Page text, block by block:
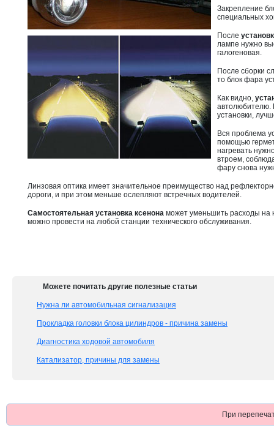
Закрепление
специальных
После
лампе нужно
галогеновая.
После сборки
то блок фара
Как видно,
автолюбителю.
установки,
Вся проблема
помощью
нагревать
втроем,
фару снова
Линзовая оптика имеет значительное преимущество над
дороги, и при этом меньше ослепляют встречных водителей.
Самостоятельная установка ксенона может уменьшить расходы на
можно провести на любой станции технического обслуживания.
Можете почитать другие полезные статьи
Нужна ли автомобильная сигнализация
Прокладка головки блока цилиндров - причина замены
Диагностика ходовой автомобиля
Катализатор, причины для замены
При